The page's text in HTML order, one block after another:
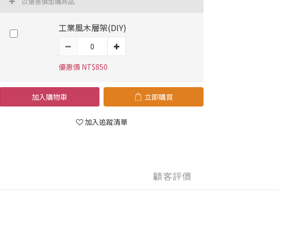
工業風木層架(DIY)
優惠價 NT$850
加入購物車 立即購買
加入追蹤清單
顧客評價